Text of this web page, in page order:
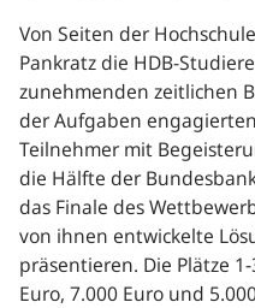
Von Seiten der
Pankratz die HDB-
zunehmenden zeitlichen
der Aufgaben
Teilnehmer mit
die Hälfte der
das Finale des
von ihnen entwickelte
präsentieren. Die Plätze
Euro, 7.000 Euro und